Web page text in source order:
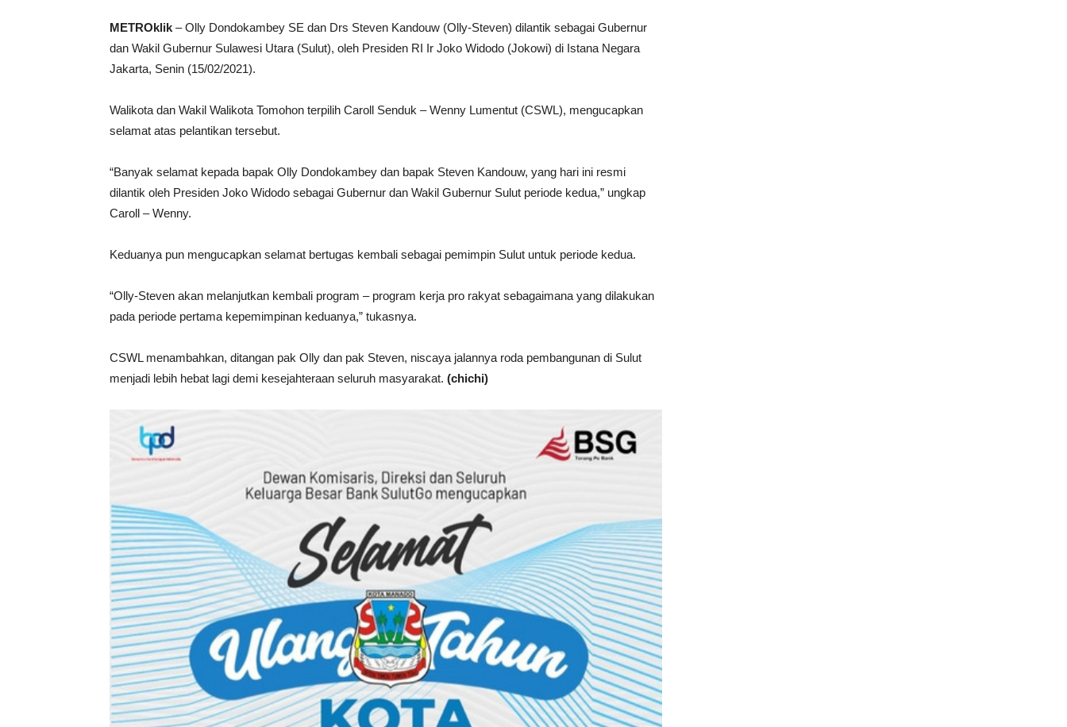
METROklik – Olly Dondokambey SE dan Drs Steven Kandouw (Olly-Steven) dilantik sebagai Gubernur
dan Wakil Gubernur Sulawesi Utara (Sulut), oleh Presiden RI Ir Joko Widodo (Jokowi) di Istana Negara
Jakarta, Senin (15/02/2021).
Walikota dan Wakil Walikota Tomohon terpilih Caroll Senduk – Wenny Lumentut (CSWL), mengucapkan
selamat atas pelantikan tersebut.
“Banyak selamat kepada bapak Olly Dondokambey dan bapak Steven Kandouw, yang hari ini resmi
dilantik oleh Presiden Joko Widodo sebagai Gubernur dan Wakil Gubernur Sulut periode kedua,” ungkap
Caroll – Wenny.
Keduanya pun mengucapkan selamat bertugas kembali sebagai pemimpin Sulut untuk periode kedua.
“Olly-Steven akan melanjutkan kembali program – program kerja pro rakyat sebagaimana yang dilakukan
pada periode pertama kepemimpinan keduanya,” tukasnya.
CSWL menambahkan, ditangan pak Olly dan pak Steven, niscaya jalannya roda pembangunan di Sulut
menjadi lebih hebat lagi demi kesejahteraan seluruh masyarakat. (chichi)